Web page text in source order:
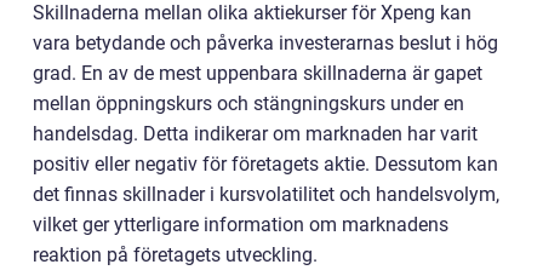
Skillnaderna mellan olika aktiekurser för Xpeng kan
vara betydande och påverka investerarnas beslut i hög
grad. En av de mest uppenbara skillnaderna är gapet
mellan öppningskurs och stängningskurs under en
handelsdag. Detta indikerar om marknaden har varit
positiv eller negativ för företagets aktie. Dessutom kan
det finnas skillnader i kursvolatilitet och handelsvolym,
vilket ger ytterligare information om marknadens
reaktion på företagets utveckling.